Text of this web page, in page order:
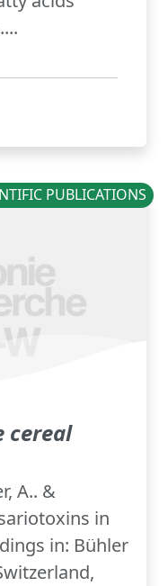
PUBLICATIONS
cereal
A.. &
in
in: Bühler